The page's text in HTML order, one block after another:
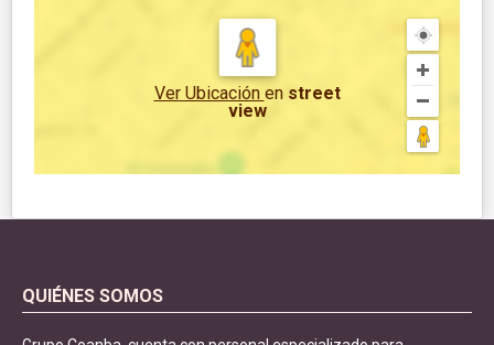
Ver Ubicación en street
view
QUIÉNES SOMOS